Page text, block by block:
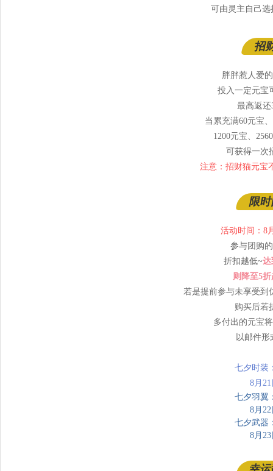
可由灵主自己
招
胖胖惹人爱
投入一定元宝
最高返还
当累充满60元宝
1200元宝、
可获得一次
注意：招财猫元
限
活动时间：8
参与团购
折扣越低~达
则降至5
若是提前参与未享受到
购买后若
多付出的元宝
以邮件
七夕时装
8月
七夕羽翼
8月
七夕武器
8月